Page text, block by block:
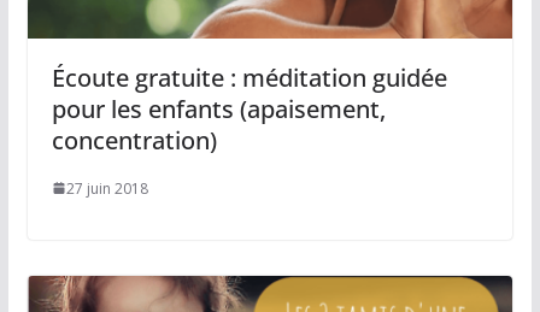
Écoute gratuite : méditation guidée
pour les enfants (apaisement,
concentration)
27 juin 2018